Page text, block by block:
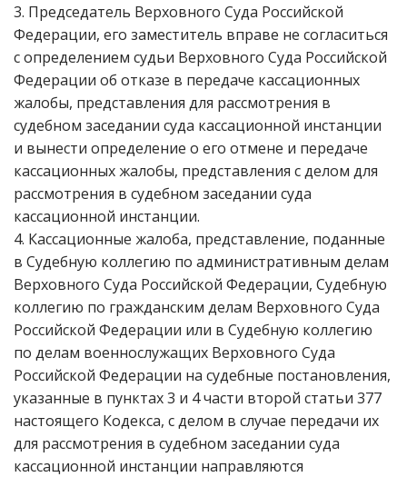
3. Председатель Верховного Суда Российской
Федерации, его заместитель вправе не согласиться
с определением судьи Верховного Суда Российской
Федерации об отказе в передаче кассационных
жалобы, представления для рассмотрения в
судебном заседании суда кассационной инстанции
и вынести определение о его отмене и передаче
кассационных жалобы, представления с делом для
рассмотрения в судебном заседании суда
кассационной инстанции.
4. Кассационные жалоба, представление, поданные
в Судебную коллегию по административным делам
Верховного Суда Российской Федерации, Судебную
коллегию по гражданским делам Верховного Суда
Российской Федерации или в Судебную коллегию
по делам военнослужащих Верховного Суда
Российской Федерации на судебные постановления,
указанные в пунктах 3 и 4 части второй статьи 377
настоящего Кодекса, с делом в случае передачи их
для рассмотрения в судебном заседании суда
кассационной инстанции направляются